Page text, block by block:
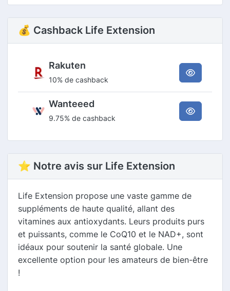
💰 Cashback Life Extension
Rakuten
10% de cashback
Wanteeed
9.75% de cashback
⭐ Notre avis sur Life Extension
Life Extension propose une vaste gamme de
suppléments de haute qualité, allant des
vitamines aux antioxydants. Leurs produits purs
et puissants, comme le CoQ10 et le NAD+, sont
idéaux pour soutenir la santé globale. Une
excellente option pour les amateurs de bien-être
!